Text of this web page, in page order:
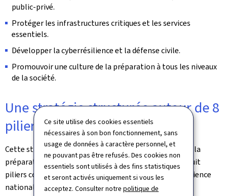
Ce site utilise des cookies essentiels
nécessaires à son bon fonctionnement, sans
usage de données à caractère personnel, et
ne pouvant pas être refusés. Des cookies non
essentiels sont utilisés à des fins statistiques
et seront activés uniquement si vous les
acceptez. Consulter notrepolitique de
public-privé.
Protéger les infrastructures critiques et les services
essentiels.
Développer la cyberrésilience et la défense civile.
Promouvoir une culture de la préparation à tous les niveaux
de la société.
Une stratégie structurée autour de 8
piliers
Cette stratégie reflète l'interdépendance mutuelle de la
préparation civile et militaire et s'articule autour de huit
piliers constitutifs et élémentaires du concept de résilience
nationale: